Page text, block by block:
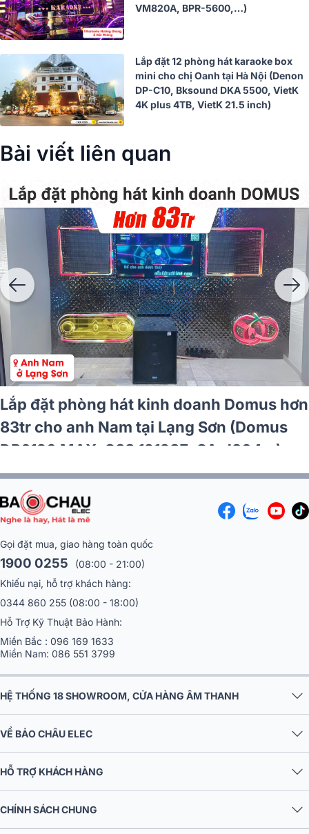
VM820A, BPR-5600,…)
Lắp đặt 12 phòng hát karaoke box
mini cho chị Oanh tại Hà Nội (Denon
DP-C10, Bksound DKA 5500, VietK
4K plus 4TB, VietK 21.5 inch)
Bài viết liên quan
Lắp đặt phòng hát kinh doanh Domus hơn
90tr cho anh Hùng tại Phú Thọ (Domus
DP-6212 Max, VM840A, BPR-5800,
TS18S, BJ-U500II,…)
Gọi đặt mua, giao hàng toàn quốc
1900 0255
(08:00 - 21:00)
Khiếu nại, hỗ trợ khách hàng:
0344 860 255(08:00 - 18:00)
Hỗ Trợ Kỹ Thuật Bảo Hành:
Miền Nam:086 551 3799
HỆ THỐNG 18 SHOWROOM, CỬA HÀNG ÂM THANH
VỀ BẢO CHÂU ELEC
HỖ TRỢ KHÁCH HÀNG